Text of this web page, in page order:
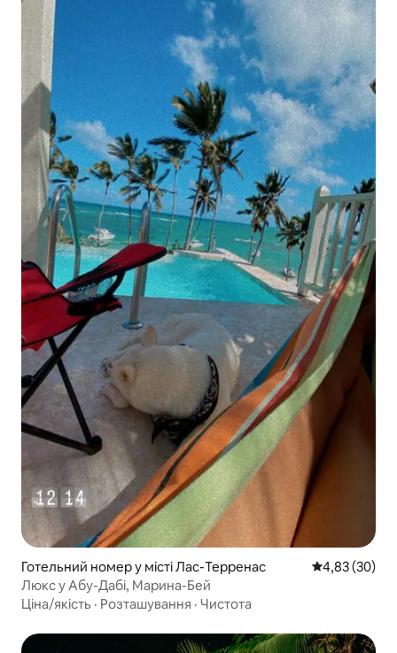
Готельний номер у місті Лас-Терренас Середня
4,83 (30)
Люкс у Абу-Дабі, Марина-Бей
Ціна/якість · Розташування · Чистота